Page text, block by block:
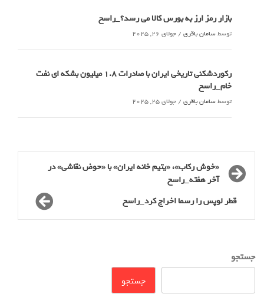
بازار رمز ارز به بورس کالا می رسد؟_راسخ
توسطسامان باقری / جولای 26, 2025
رکوردشکنی تاریخی ایران با صادرات 1.8 میلیون بشکه ای نفت
خام_راسخ
توسطسامان باقری / جولای 25, 2025
«خوش رکاب»، «یتیم خانه ایران» با «حوض نقاشی» در
آخر هفته_راسخ
قطر لوپس را رسما اخراج کرد_راسخ
جستجو
جستجو